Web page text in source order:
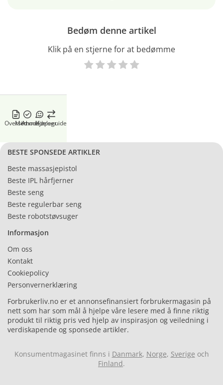
Bedøm denne artikel
Klik på en stjerne for at bedømme
OversiktMethode
Anmeldelser
Kjøpeguide
BESTE SPONSEDE ARTIKLER
Beste massasjepistol
Beste IPL hårfjerner
Beste seng
Beste regulerbar seng
Beste robotstøvsuger
Informasjon
Om oss
Kontakt
Cookiepolicy
Personvernerklæring
Forbrukerliv.no er et annonsefinansiert forbrukermagasin på
nett som har som mål å hjelpe våre lesere med å finne riktig
produkt til riktig pris ved hjelp av inspirasjon og veiledning i
verdiskapende og sponsede artikler.
Konsumentmagasinet finns i Danmark, Norge, Sverige och
Finland.